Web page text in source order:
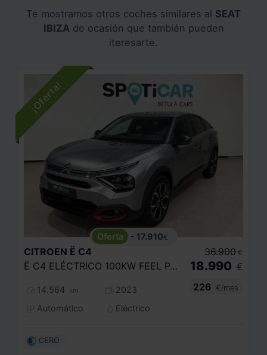
Te mostramos otros coches similares al SEAT
IBIZAde ocasión que también pueden
iteresarte.
- 17.910€
CITROEN Ë C4
Ë C4 ELÉCTRICO 100KW FEEL PACK
14.564 km
2023
Automático
Eléctrico
36.900 €
18.990 €
226
€/mes
CERO